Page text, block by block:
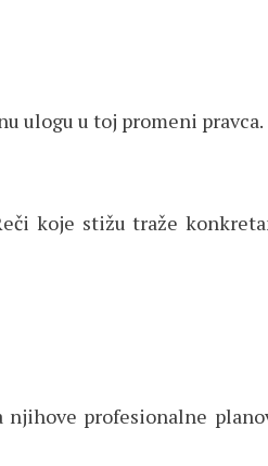
ulogu u toj promeni pravca.
koje stižu traže
profesionalne